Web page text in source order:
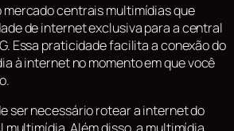
mercado centrais multimídias que
de internet exclusiva para a central
Essa praticidade facilita a conexão do
à internet no momento em que você
ser necessário rotear a internet do